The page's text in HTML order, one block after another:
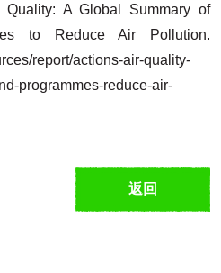
A Global Summary of
to Reduce Air Pollution.
report/actions-air-quality-
programmes-reduce-air-
返回